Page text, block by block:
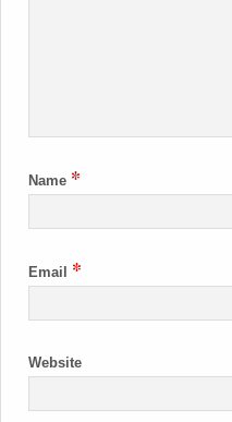
Name *
Email *
Website